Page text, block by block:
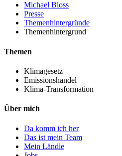
Michael Bloss
Presse
Themenhintergründe
Themenhintergrund
Themen
Klimagesetz
Emissionshandel
Klima-Transformation
Über mich
Da komm ich her
Das ist mein Team
Mein Ländle